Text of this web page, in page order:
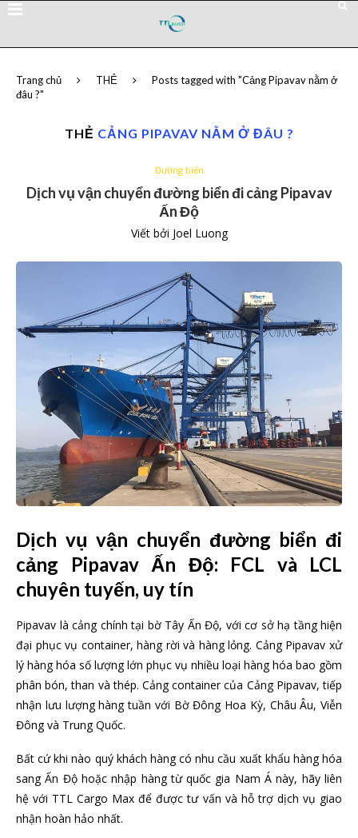
Trang chủ THẺ
Posts tagged with "Cảng Pipavav nằm ở
đâu ?"
THẺ CẢNG PIPAVAV NẰM Ở ĐÂU ?
Đường biển
Dịch vụ vận chuyển đường biển đi cảng Pipavav
Ấn Độ
Viết bởi Joel Luong
Dịch vụ vận chuyển đường biển đi
cảng Pipavav Ấn Độ: FCL và LCL
chuyên tuyến, uy tín
Pipavav là cảng chính tại bờ Tây Ấn Độ, với cơ sở hạ tầng hiện
đại phục vụ container, hàng rời và hàng lỏng. Cảng Pipavav xử
lý hàng hóa số lượng lớn phục vụ nhiều loại hàng hóa bao gồm
phân bón, than và thép. Cảng container của Cảng Pipavav, tiếp
nhận lưu lượng hàng tuần với Bờ Đông Hoa Kỳ, Châu Âu, Viễn
Đông và Trung Quốc.
Bất cứ khi nào quý khách hàng có nhu cầu xuất khẩu hàng hóa
sang Ấn Độ hoặc nhập hàng từ quốc gia Nam Á này, hãy liên
hệ với TTL Cargo Max để được tư vấn và hỗ trợ dịch vụ giao
nhận hoàn hảo nhất.